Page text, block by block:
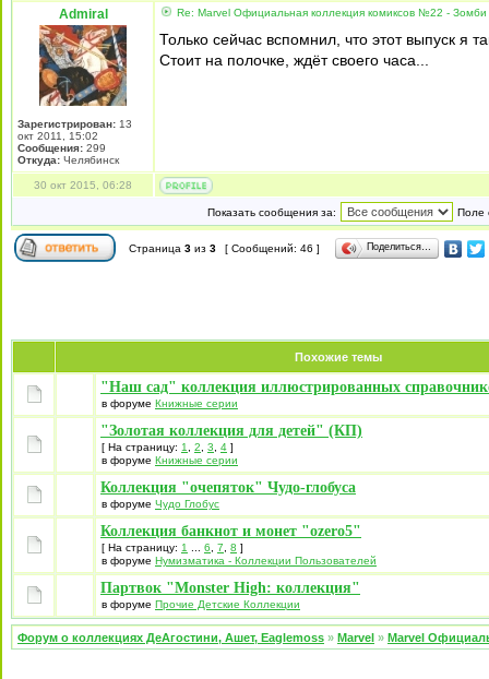
Admiral
Зарегистрирован: 13
окт 2011, 15:02
Сообщения: 299
Откуда: Челябинск
Re: Marvel Официальная коллекция комиксов №22 - Зомби
Только сейчас вспомнил, что этот выпуск я
Стоит на полочке, ждёт своего часа...
30 окт 2015, 06:28
Показать сообщения за: Поле
Страница 3 из 3 [ Сообщений: 46 ] Поделиться…
Похожие темы
"Наш сад" коллекция иллюстрированных
в форуме Книжные серии
"Золотая коллекция для детей" (КП)
[ На страницу: 1 2 3 4 ]
в форуме Книжные серии
Коллекция "очепяток" Чудо-глобуса
в форуме Чудо Глобус
Коллекция банкнот и монет "ozero5"
[ На страницу: 1 6 7 8 ]
в форуме Нумизматика - Коллекции Пользователей
Партвок "Monster High: коллекция"
в форуме Прочие Детские Коллекции
Форум о коллекциях ДеАгостини, Ашет, Eaglemoss » Marvel » Marvel